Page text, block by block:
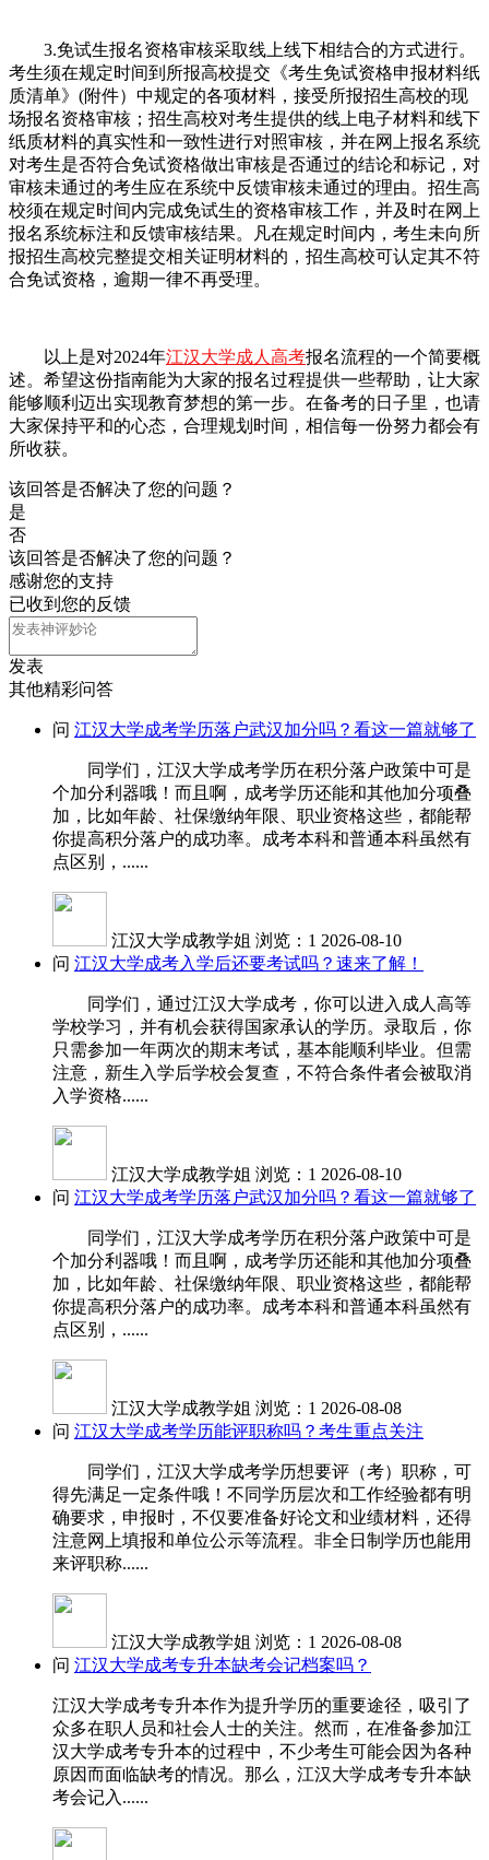
3.免试生报名资格审核采取线上线下相结合的方式进行。
考生须在规定时间到所报高校提交《考生免试资格申报材料纸
质清单》(附件）中规定的各项材料，接受所报招生高校的现
场报名资格审核；招生高校对考生提供的线上电子材料和线下
纸质材料的真实性和一致性进行对照审核，并在网上报名系统
对考生是否符合免试资格做出审核是否通过的结论和标记，对
审核未通过的考生应在系统中反馈审核未通过的理由。招生高
校须在规定时间内完成免试生的资格审核工作，并及时在网上
报名系统标注和反馈审核结果。凡在规定时间内，考生未向所
报招生高校完整提交相关证明材料的，招生高校可认定其不符
合免试资格，逾期一律不再受理。
以上是对2024年江汉大学成人高考报名流程的一个简要概
述。希望这份指南能为大家的报名过程提供一些帮助，让大家
能够顺利迈出实现教育梦想的第一步。在备考的日子里，也请
大家保持平和的心态，合理规划时间，相信每一份努力都会有
所收获。
该回答是否解决了您的问题？
是
否
该回答是否解决了您的问题？
感谢您的支持
已收到您的反馈
发表
其他精彩问答
问 江汉大学成考学历落户武汉加分吗？看这一篇就够了
同学们，江汉大学成考学历在积分落户政策中可是
个加分利器哦！而且啊，成考学历还能和其他加分项叠
加，比如年龄、社保缴纳年限、职业资格这些，都能帮
你提高积分落户的成功率。成考本科和普通本科虽然有
点区别，......
江汉大学成教学姐 浏览：1 2026-08-10
问 江汉大学成考入学后还要考试吗？速来了解！
同学们，通过江汉大学成考，你可以进入成人高等
学校学习，并有机会获得国家承认的学历。录取后，你
只需参加一年两次的期末考试，基本能顺利毕业。但需
注意，新生入学后学校会复查，不符合条件者会被取消
入学资格......
江汉大学成教学姐 浏览：1 2026-08-10
问 江汉大学成考学历落户武汉加分吗？看这一篇就够了
同学们，江汉大学成考学历在积分落户政策中可是
个加分利器哦！而且啊，成考学历还能和其他加分项叠
加，比如年龄、社保缴纳年限、职业资格这些，都能帮
你提高积分落户的成功率。成考本科和普通本科虽然有
点区别，......
江汉大学成教学姐 浏览：1 2026-08-08
问 江汉大学成考学历能评职称吗？考生重点关注
同学们，江汉大学成考学历想要评（考）职称，可
得先满足一定条件哦！不同学历层次和工作经验都有明
确要求，申报时，不仅要准备好论文和业绩材料，还得
注意网上填报和单位公示等流程。非全日制学历也能用
来评职称......
江汉大学成教学姐 浏览：1 2026-08-08
问 江汉大学成考专升本缺考会记档案吗？
江汉大学成考专升本作为提升学历的重要途径，吸引了
众多在职人员和社会人士的关注。然而，在准备参加江
汉大学成考专升本的过程中，不少考生可能会因为各种
原因而面临缺考的情况。那么，江汉大学成考专升本缺
考会记入......